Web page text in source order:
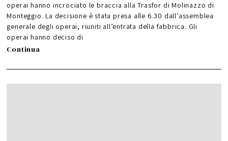
operai hanno incrociato le braccia alla Trasfor di Molinazzo di
Monteggio. La decisione è stata presa alle 6.30 dall’assemblea
generale degli operai, riuniti all’entrata della fabbrica. Gli
operai hanno deciso di
Continua